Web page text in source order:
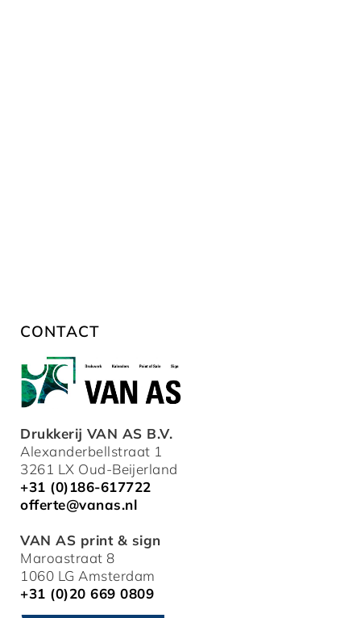
CONTACT
Drukkerij VAN AS B.V.
Alexanderbellstraat 1
3261 LX Oud-Beijerland
+31 (0)186-617722
offerte@vanas.nl
VAN AS print & sign
Maroastraat 8
1060 LG Amsterdam
+31 (0)20 669 0809